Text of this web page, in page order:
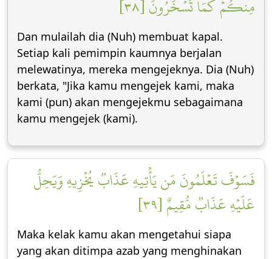
مِنكُمۡ كَمَا تَسۡخَرُونَ [٣٨]
Dan mulailah dia (Nuh) membuat kapal.
Setiap kali pemimpin kaumnya berjalan
melewatinya, mereka mengejeknya. Dia (Nuh)
berkata, "Jika kamu mengejek kami, maka
kami (pun) akan mengejekmu sebagaimana
kamu mengejek (kami).
فَسَوۡفَ تَعۡلَمُونَ مَن يَأۡتِيهِ عَذَابٞ يُخۡزِيهِ وَيَحِلُّ
عَلَيۡهِ عَذَابٞ مُّقِيمٌ [٣٩]
Maka kelak kamu akan mengetahui siapa
yang akan ditimpa azab yang menghinakan